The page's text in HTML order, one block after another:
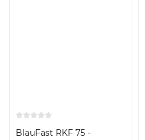
BlauFast RKF 75 -